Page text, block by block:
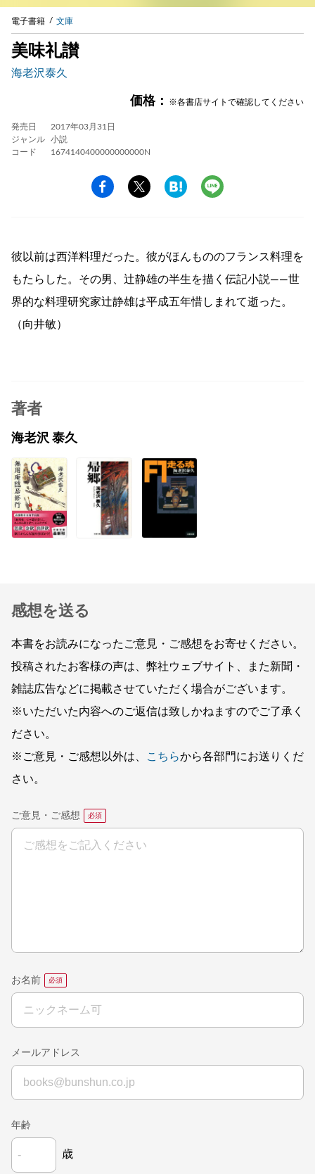
電子書籍 文庫
美味礼讃
海老沢泰久
価格： ※各書店サイトで確認してください
発売日
2017年03月31日
ジャンル
小説
コード
1674140400000000000N
彼以前は西洋料理だった。彼がほんもののフランス料理を
もたらした。その男、辻静雄の半生を描く伝記小説——世
界的な料理研究家辻静雄は平成五年惜しまれて逝った。
（向井敏）
著者
海老沢 泰久
感想を送る
本書をお読みになったご意見・ご感想をお寄せください。
投稿されたお客様の声は、弊社ウェブサイト、また新聞・
雑誌広告などに掲載させていただく場合がございます。
※いただいた内容へのご返信は致しかねますのでご了承く
ださい。
※ご意見・ご感想以外は、
こちらから各部門にお送りくだ
さい。
ご意見・ご感想
お名前
メールアドレス
年齢
歳